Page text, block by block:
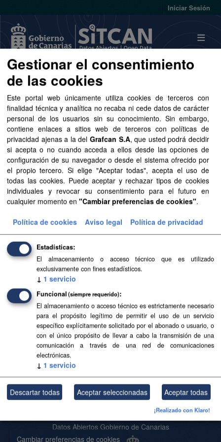
Cambiar preferencias de cookies
Iniciar Sesión
Conjuntos de datos
Ordenar por
1 conjunto de datos encontrado
Formatos: CSV SHP SpatiaLite
Grupos:
Base Topográfica a escala 1:5.000 de Canarias
(2004-2006)
Base Topográfica a escala 1:5.000 de Canarias (2004-
2006)
SHP SpatiaLite
Usted también puede acceder a este registro utilizando losAPI(ver
API Docs).
Acerca de SITCAN Open Data
Datos Abiertos Gobierno de Canarias
Gestionar el consentimiento
de las cookies
Este portal web únicamente utiliza cookies de terceros con
finalidad técnica y analítica no recaba ni cede datos de carácter
personal de los usuarios sin su conocimiento. Sin embargo,
contiene enlaces a sitios web de terceros con políticas de
privacidad ajenas a la del Grafcan S.A, que usted podrá decidir
si acepta o no cuando acceda a ellos desde las opciones de
configuración de su navegador o desde el sistema ofrecido por
el propio tercero. Si elige "Aceptar todas", acepta el uso de
todas las cookies. Puede aceptar y rechazar tipos de cookies
individuales y revocar su consentimiento para el futuro en
cualquier momento en "Cambiar preferencias de cookies".
Política de cookies Aviso legal Política de privacidad
Estadísticas
El almacenamiento o acceso técnico que es utilizado
exclusivamente con fines estadísticos.
↓ 1 servicio
Funcional (siempre requerido)
El almacenamiento o acceso técnico es estrictamente necesario
para el propósito legítimo de permitir el uso de un servicio
específico explícitamente solicitado por el abonado o usuario, o
con el único propósito de llevar a cabo la transmisión de una
comunicación a través de una red de comunicaciones
electrónicas.
↓ 1 servicio
Descartar todas Aceptar seleccionadas Aceptar todas
¡Realizado con Klaro!